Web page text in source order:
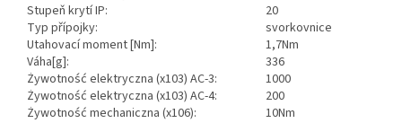
Stupeň krytí IP:
20
Typ přípojky:
svorkovnice
Utahovací moment [Nm]:
1,7Nm
Váha[g]:
336
Żywotność elektryczna (x103) AC-3:
1000
Żywotność elektryczna (x103) AC-4:
200
Żywotność mechaniczna (x106):
10Nm